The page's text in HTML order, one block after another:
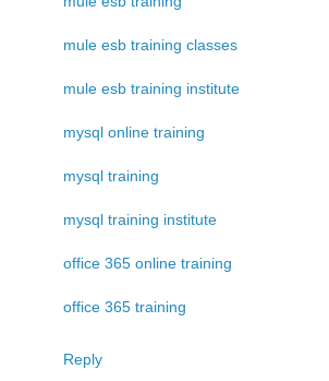
mule esb training classes
mule esb training institute
mysql online training
mysql training
mysql training institute
office 365 online training
office 365 training
Reply